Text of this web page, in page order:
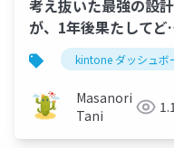
考え抜いた最強の設計
が、1年後果たしてど
なったのか答え合わせ
する
kintone ダッシュボ
Masanori
Tani